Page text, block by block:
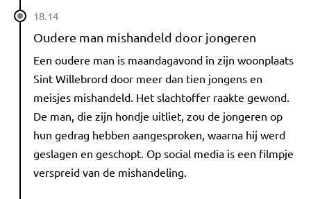
18.14
Oudere man mishandeld door jongeren
Een oudere man is maandagavond in zijn woonplaats
Sint Willebrord door meer dan tien jongens en
meisjes mishandeld. Het slachtoffer raakte gewond.
De man, die zijn hondje uitliet, zou de jongeren op
hun gedrag hebben aangesproken, waarna hij werd
geslagen en geschopt. Op social media is een filmpje
verspreid van de mishandeling.